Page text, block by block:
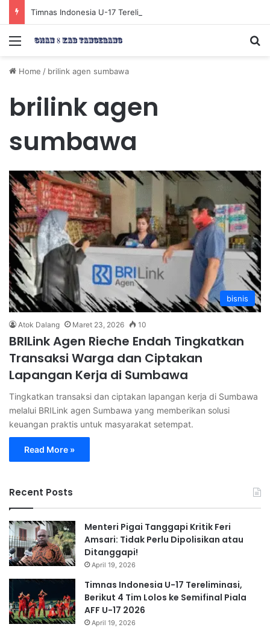
Menu
Home / brilink agen sumbawa
brilink agen
sumbawa
bisnis
Atok Dalang Maret 23, 2026 10
BRILink Agen Rieche Endah Tingkatkan
Transaksi Warga dan Ciptakan
Lapangan Kerja di Sumbawa
Tingkatkan transaksi dan ciptakan lapangan kerja di Sumbawa
melalui BRILink agen Sumbawa yang memberikan solusi
keuangan praktis untuk masyarakat setempat.
Read More »
Recent Posts
Menteri Pigai Tanggapi Kritik Feri
Amsari: Tidak Perlu Dipolisikan atau
Ditanggapi!
April 19, 2026
Timnas Indonesia U-17 Tereliminasi,
Berikut 4 Tim Lolos ke Semifinal Piala
AFF U-17 2026
April 19, 2026